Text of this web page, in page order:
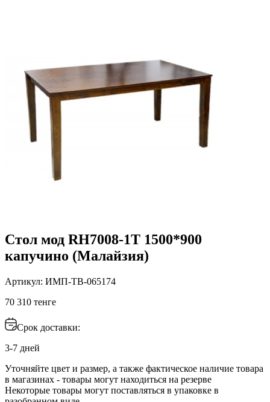
Стол мод RH7008-1T 1500*900
капучино (Малайзия)
Артикул: ИМП-ТВ-065174
70 310 тенге
Срок доставки:
3-7 дней
Уточняйте цвет и размер, а также фактическое наличие товара
в магазинах - товары могут находиться на резерве
Некоторые товары могут поставляться в упаковке в